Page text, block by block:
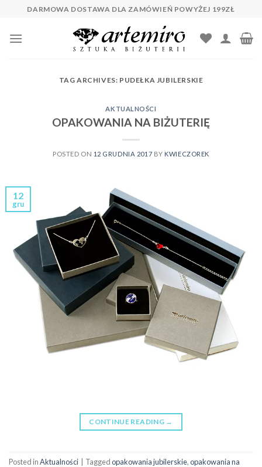
content
DARMOWA DOSTAWA DLA ZAMÓWIEŃ POWYŻEJ 199ZŁ
TAG ARCHIVES: PUDEŁKA JUBILERSKIE
AKTUALNOŚCI
OPAKOWANIA NA BIŻUTERIĘ
POSTED ON 12 GRUDNIA 2017 BY KWIECZOREK
12
gru
CONTINUE READING →
Posted inAktualności Taggedopakowania jubilerskie,opakowania na